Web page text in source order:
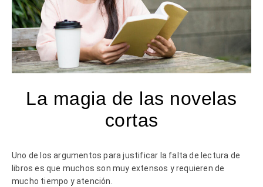
La magia de las novelas
cortas
Uno de los argumentos para justificar la falta de lectura de
libros es que muchos son muy extensos y requieren de
mucho tiempo y atención.